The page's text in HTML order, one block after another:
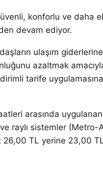
konforlu ve daha
devam ediyor.
ulaşım
azaltmak
tarife
arasında
raylı sistemler (Metro-
26,00 TL yerine 23,00